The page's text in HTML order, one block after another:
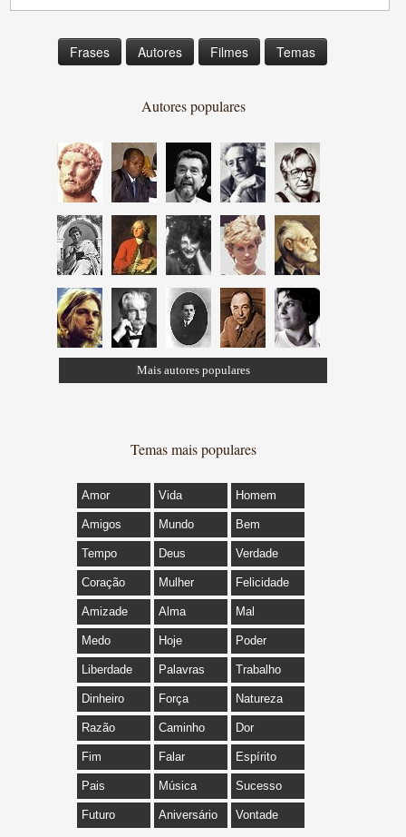
Frases Autores Filmes Temas
Autores populares
Mais autores populares
Temas mais populares
Amor Vida Homem
Amigos Mundo Bem
Tempo Deus Verdade
Coração Mulher Felicidade
Amizade Alma Mal
Medo Hoje Poder
Liberdade Palavras Trabalho
Dinheiro Força Natureza
Razão Caminho Dor
Fim Falar Espírito
Pais Música Sucesso
Futuro Aniversário Vontade